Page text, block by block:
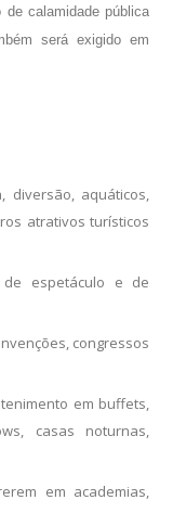
calamidade pública
será exigido em
aquáticos,
atrativos turísticos
de espetáculo e de
congressos
em buffets,
casas noturnas,
em academias,